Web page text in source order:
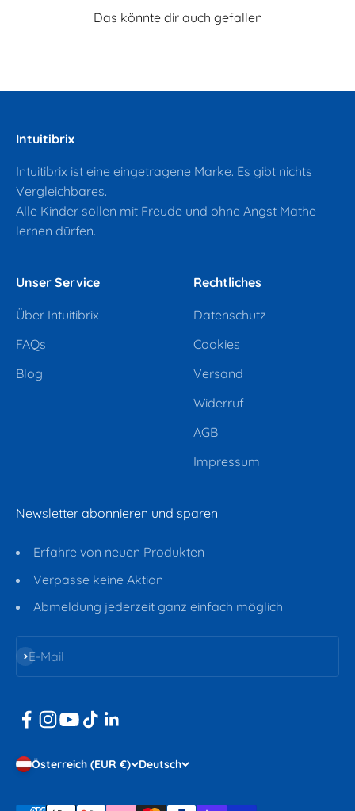
Intuitibrix
Intuitibrix ist eine eingetragene Marke. Es gibt nichts
Vergleichbares.
Alle Kinder sollen mit Freude und ohne Angst Mathe
lernen dürfen.
Unser Service
Über Intuitibrix
FAQs
Blog
Rechtliches
Datenschutz
Cookies
Versand
Widerruf
AGB
Impressum
Newsletter abonnieren und sparen
Erfahre von neuen Produkten
Verpasse keine Aktion
Abmeldung jederzeit ganz einfach möglich
E-Mail
Abonnieren
Österreich (EUR €) Deutsch